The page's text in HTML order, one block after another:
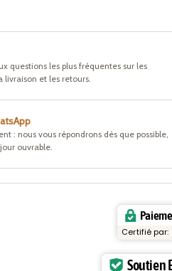
questions les plus fréquentes sur les
livraison et les retours.
: nous vous répondrons dès que possible,
ouvrable.
Certifié par:
Soutien